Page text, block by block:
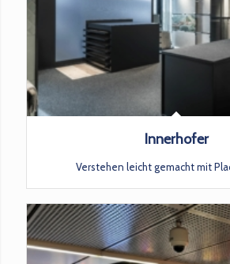
Innerhofer
Verstehen leicht gemacht mit